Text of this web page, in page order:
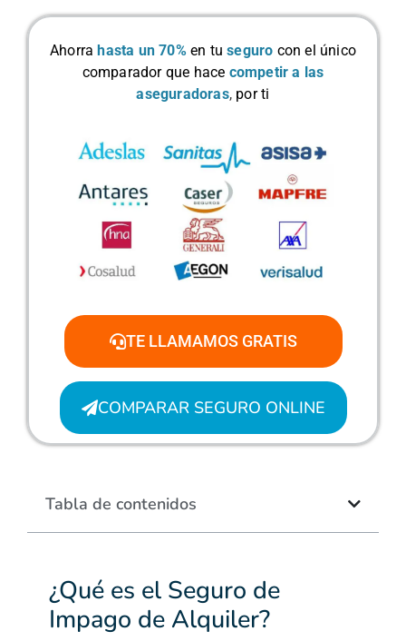
¿Qué es el Seguro de
Impago de Alquiler?
Ahorra hasta un 70% en tuseguro con el único
comparador que hace competir a las
aseguradoras, por ti
TE LLAMAMOS GRATIS
COMPARAR SEGURO ONLINE
Tabla de contenidos